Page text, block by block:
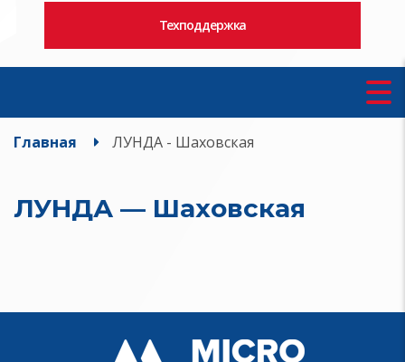
Техподдержка
Главная ЛУНДА - Шаховская
ЛУНДА — Шаховская